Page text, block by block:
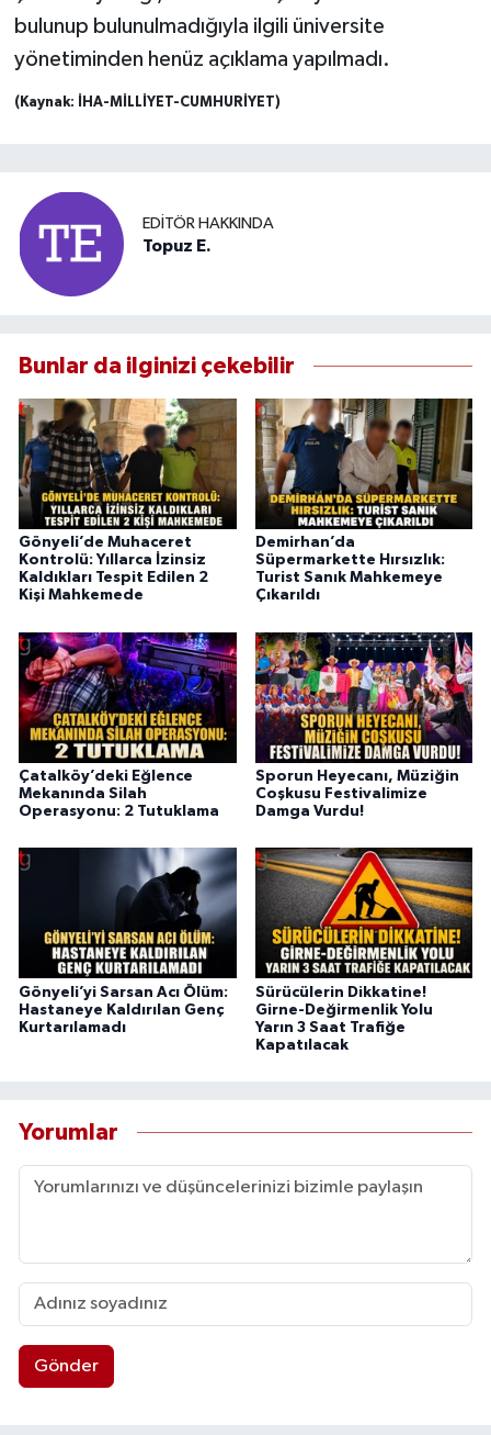
bulunup bulunulmadığıyla ilgili üniversite
yönetiminden henüz açıklama yapılmadı.
(Kaynak: İHA-MİLLİYET-CUMHURİYET)
EDITÖR HAKKINDA
Topuz E.
Bunlar da ilginizi çekebilir
Gönyeli’de Muhaceret
Kontrolü: Yıllarca İzinsiz
Kaldıkları Tespit Edilen 2
Kişi Mahkemede
Demirhan’da
Süpermarkette Hırsızlık:
Turist Sanık Mahkemeye
Çıkarıldı
Çatalköy’deki Eğlence
Mekanında Silah
Operasyonu: 2 Tutuklama
Sporun Heyecanı, Müziğin
Coşkusu Festivalimize
Damga Vurdu!
Gönyeli’yi Sarsan Acı Ölüm:
Hastaneye Kaldırılan Genç
Kurtarılamadı
Sürücülerin Dikkatine!
Girne-Değirmenlik Yolu
Yarın 3 Saat Trafiğe
Kapatılacak
Yorumlar
Gönder